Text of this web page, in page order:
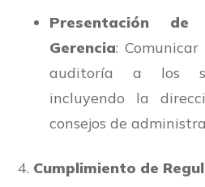
Presentación
Gerencia:
auditoría a los
incluyendo la
consejos de
Cumplimiento de